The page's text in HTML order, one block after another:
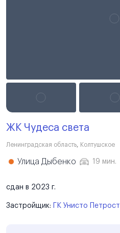
ЖК Чудеса света
Ленинградская область, Колтушское
Улица Дыбенко 19 мин.
сдан в 2023 г.
Застройщик: ГК Унисто